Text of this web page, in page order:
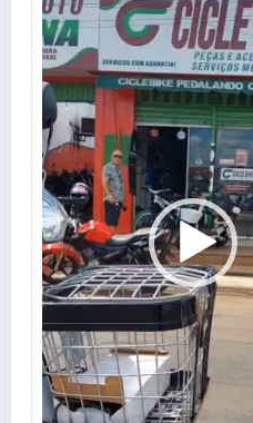
de
vídeo